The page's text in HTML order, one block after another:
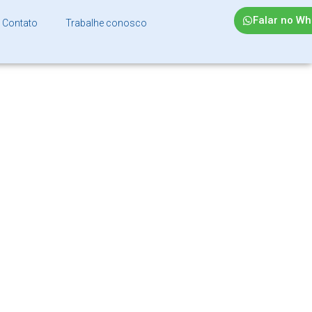
Contato Trabalhe conosco Falar no